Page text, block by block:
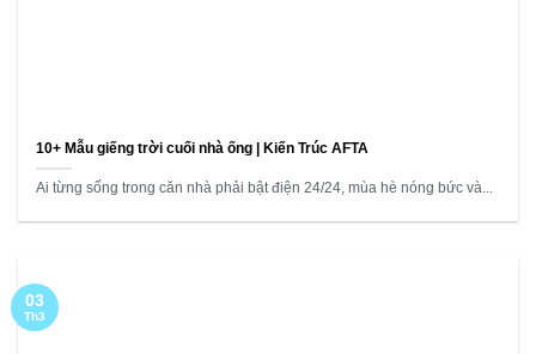
10+ Mẫu giếng trời cuối nhà ống | Kiến Trúc AFTA
Ai từng sống trong căn nhà phải bật điện 24/24, mùa hè nóng bức và...
03
Th3